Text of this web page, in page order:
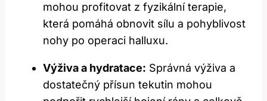
mohou profitovat z fyzikální terapie,
která pomáhá obnovit sílu a pohyblivost
nohy po operaci halluxu.
Výživa a hydratace: Správná výživa a
dostatečný přísun tekutin mohou